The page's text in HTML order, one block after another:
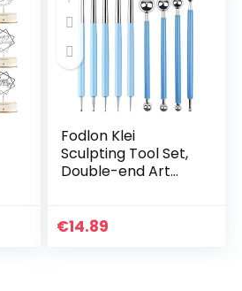
Fodlon Klei
Sculpting Tool Set,
Double-end Art
stks Cake
€14.89